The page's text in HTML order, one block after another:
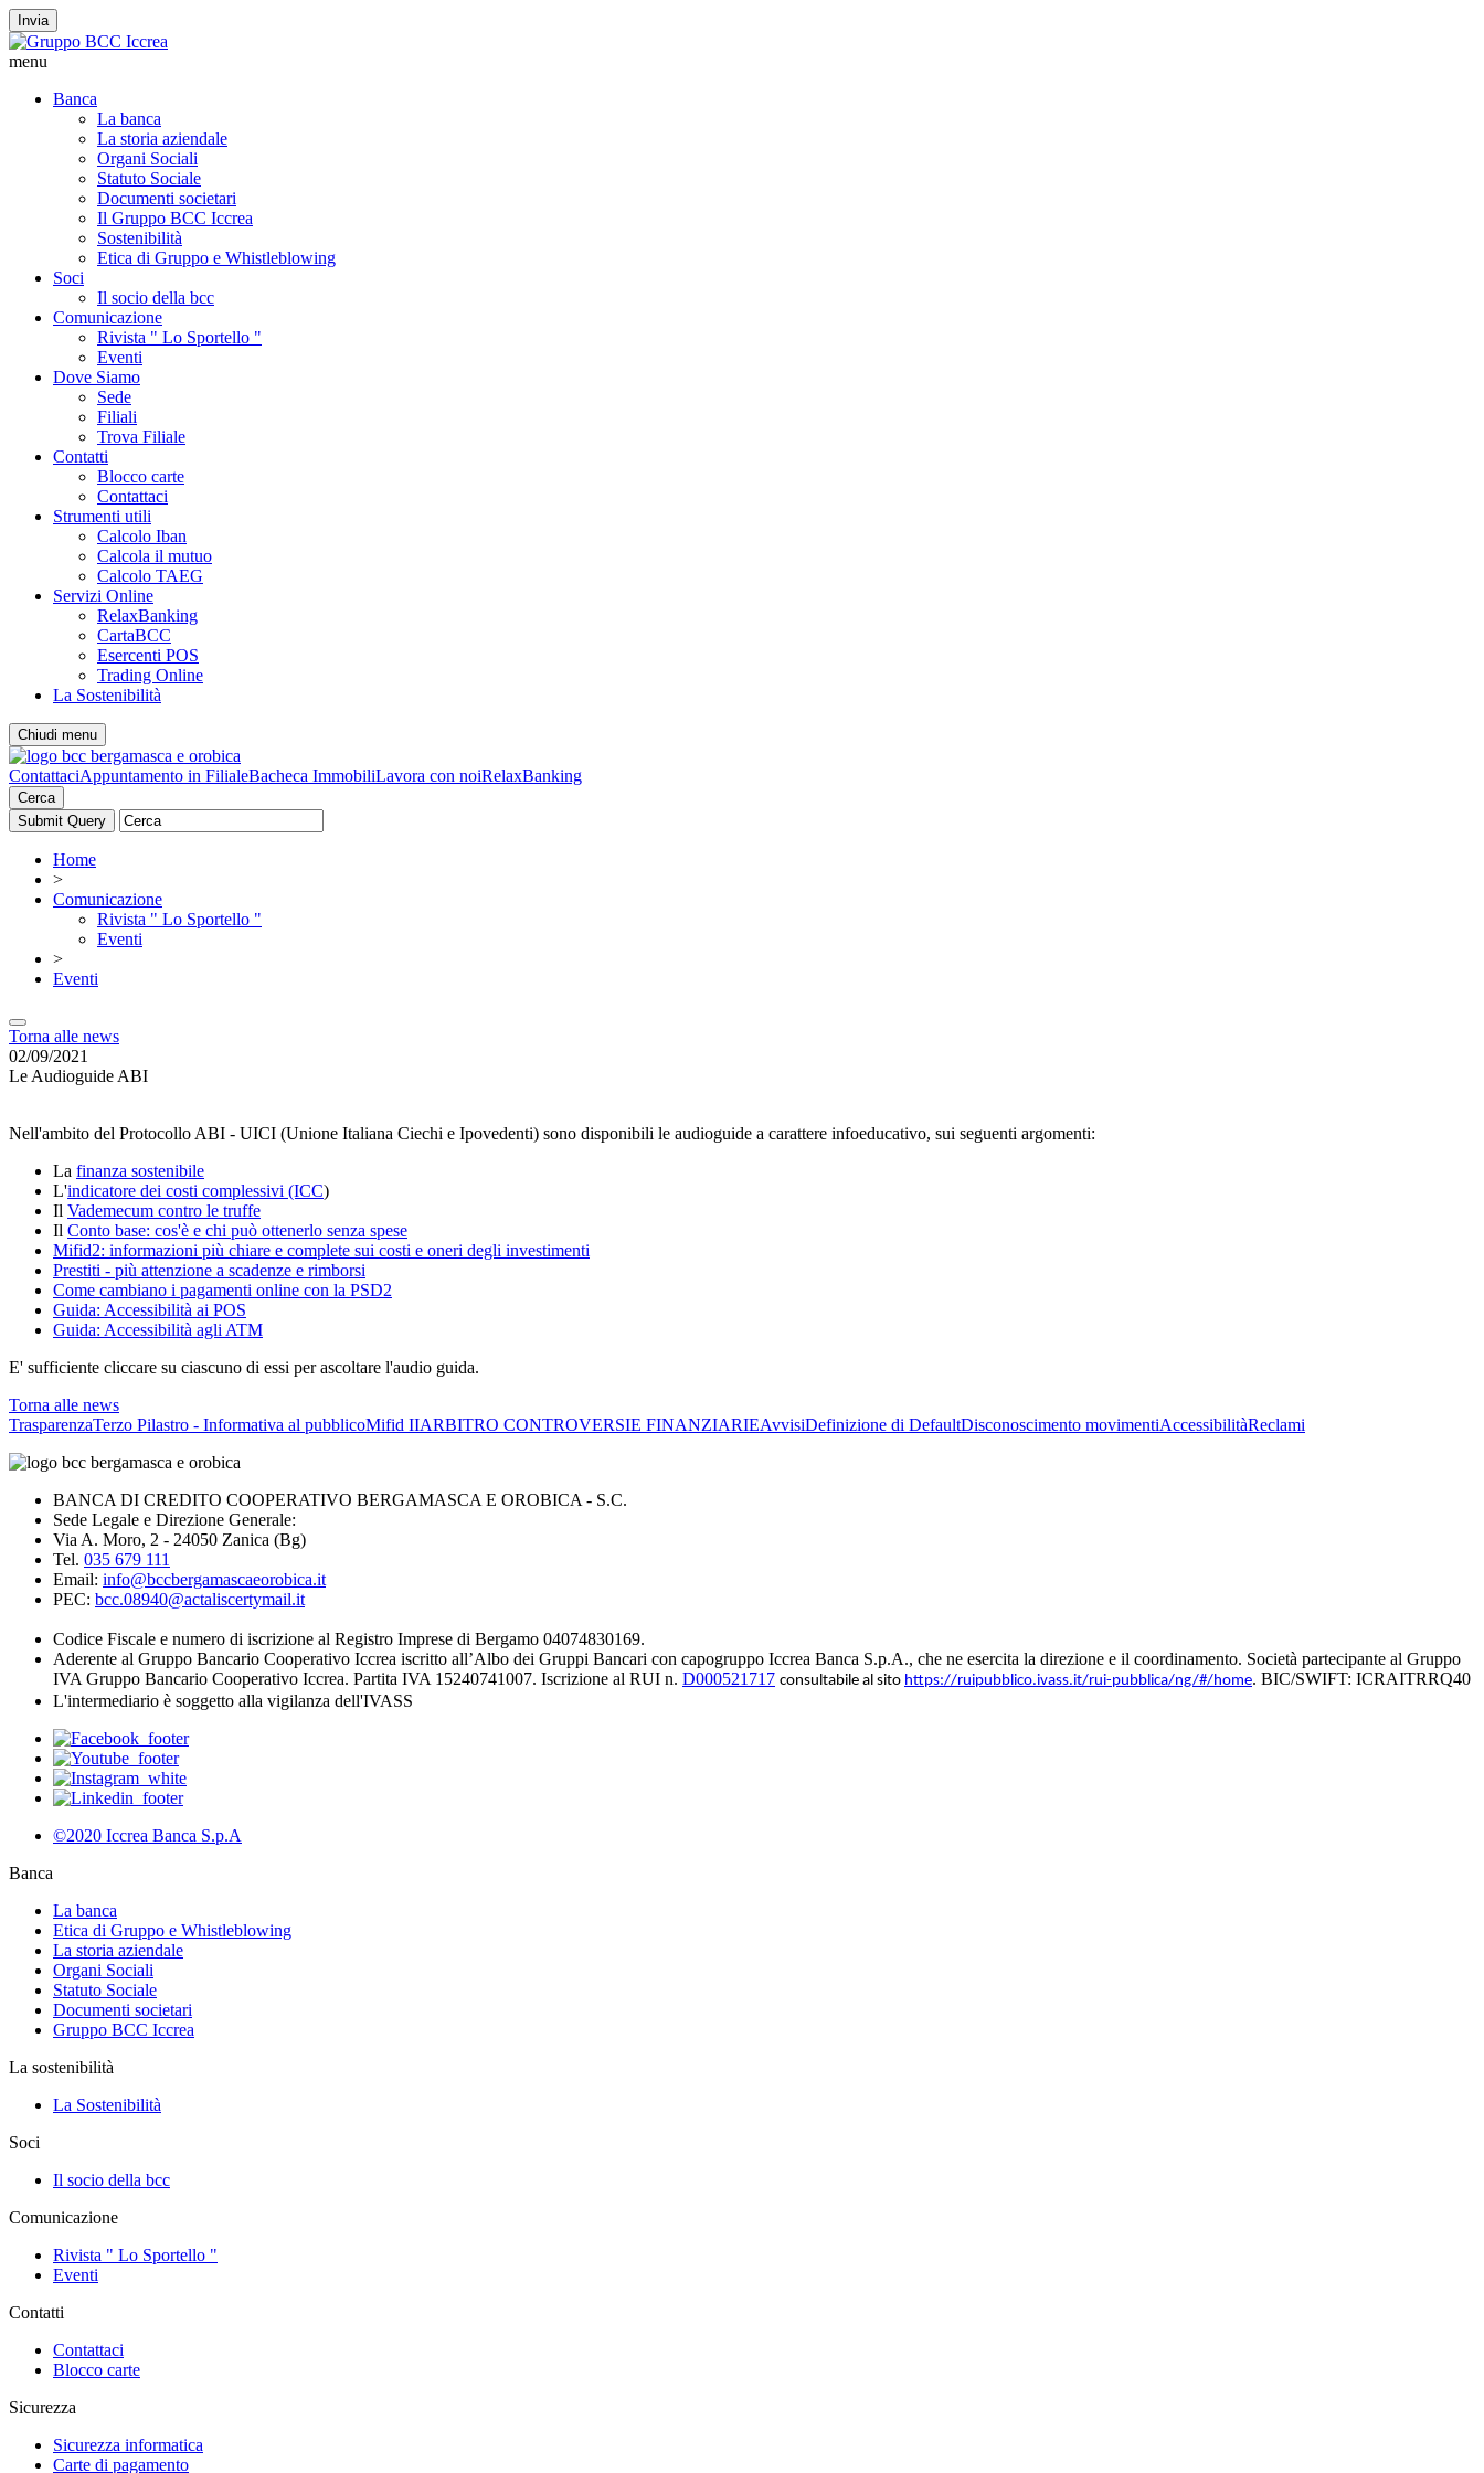
Invia
menu
Banca
La banca
La storia aziendale
Organi Sociali
Statuto Sociale
Documenti societari
Il Gruppo BCC Iccrea
Sostenibilità
Etica di Gruppo e Whistleblowing
Soci
Il socio della bcc
Comunicazione
Rivista " Lo Sportello "
Eventi
Dove Siamo
Sede
Filiali
Trova Filiale
Contatti
Blocco carte
Contattaci
Strumenti utili
Calcolo Iban
Calcola il mutuo
Calcolo TAEG
Servizi Online
RelaxBanking
CartaBCC
Esercenti POS
Trading Online
La Sostenibilità
Chiudi menu
ContattaciAppuntamento in FilialeBacheca ImmobiliLavora con noiRelaxBanking
Cerca
Home
>
Comunicazione
Rivista " Lo Sportello "
Eventi
>
Eventi
Torna alle news
02/09/2021
Le Audioguide ABI
Nell'ambito del Protocollo ABI - UICI (Unione Italiana Ciechi e Ipovedenti) sono disponibili le audioguide a carattere infoeducativo, sui seguenti argomenti:
La finanza sostenibile
L'indicatore dei costi complessivi (ICC)
Il Vademecum contro le truffe
Il Conto base: cos'è e chi può ottenerlo senza spese
Mifid2: informazioni più chiare e complete sui costi e oneri degli investimenti
Prestiti - più attenzione a scadenze e rimborsi
Come cambiano i pagamenti online con la PSD2
Guida: Accessibilità ai POS
Guida: Accessibilità agli ATM
E' sufficiente cliccare su ciascuno di essi per ascoltare l'audio guida.
Torna alle news
TrasparenzaTerzo Pilastro - Informativa al pubblicoMifid IIARBITRO CONTROVERSIE FINANZIARIEAvvisiDefinizione di DefaultDisconoscimento movimentiAccessibilitàReclami
BANCA DI CREDITO COOPERATIVO BERGAMASCA E OROBICA - S.C.
Sede Legale e Direzione Generale:
Via A. Moro, 2 - 24050 Zanica (Bg)
Tel. 035 679 111
Email: info@bccbergamascaeorobica.it
PEC: bcc.08940@actaliscertymail.it
Codice Fiscale e numero di iscrizione al Registro Imprese di Bergamo 04074830169.
Aderente al Gruppo Bancario Cooperativo Iccrea iscritto all’Albo dei Gruppi Bancari con capogruppo Iccrea Banca S.p.A., che ne esercita la direzione e il coordinamento. Società partecipante al Gruppo
IVA Gruppo Bancario Cooperativo Iccrea. Partita IVA 15240741007. Iscrizione al RUI n. D000521717 consultabile al sito https://ruipubblico.ivass.it/rui-pubblica/ng/#/home. BIC/SWIFT: ICRAITRRQ40
L'intermediario è soggetto alla vigilanza dell'IVASS
©2020 Iccrea Banca S.p.A
Banca
La banca
Etica di Gruppo e Whistleblowing
La storia aziendale
Organi Sociali
Statuto Sociale
Documenti societari
Gruppo BCC Iccrea
La sostenibilità
La Sostenibilità
Soci
Il socio della bcc
Comunicazione
Rivista " Lo Sportello "
Eventi
Contatti
Contattaci
Blocco carte
Sicurezza
Sicurezza informatica
Carte di pagamento